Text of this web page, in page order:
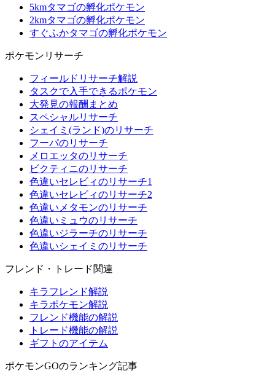
5kmタマゴの孵化ポケモン
2kmタマゴの孵化ポケモン
すぐふかタマゴの孵化ポケモン
ポケモンリサーチ
フィールドリサーチ解説
タスクで入手できるポケモン
大発見の報酬まとめ
スペシャルリサーチ
シェイミ(ランド)のリサーチ
フーパのリサーチ
メロエッタのリサーチ
ビクティニのリサーチ
色違いセレビィのリサーチ1
色違いセレビィのリサーチ2
色違いメタモンのリサーチ
色違いミュウのリサーチ
色違いジラーチのリサーチ
色違いシェイミのリサーチ
フレンド・トレード関連
キラフレンド解説
キラポケモン解説
フレンド機能の解説
トレード機能の解説
ギフトのアイテム
ポケモンGOのランキング記事